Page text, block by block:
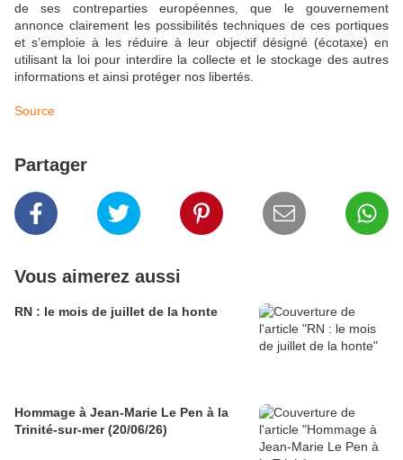
de ses contreparties européennes, que le gouvernement
annonce clairement les possibilités techniques de ces portiques
et s’emploie à les réduire à leur objectif désigné (écotaxe) en
utilisant la loi pour interdire la collecte et le stockage des autres
informations et ainsi protéger nos libertés.
Source
Partager
Vous aimerez aussi
RN : le mois de juillet de la honte
Hommage à Jean-Marie Le Pen à la
Trinité-sur-mer (20/06/26)